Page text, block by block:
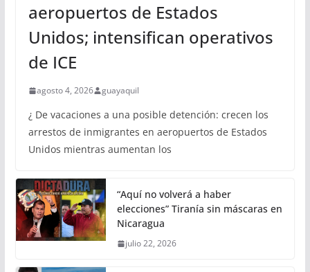
aeropuertos de Estados
Unidos; intensifican operativos
de ICE
agosto 4, 2026 guayaquil
¿ De vacaciones a una posible detención: crecen los
arrestos de inmigrantes en aeropuertos de Estados
Unidos mientras aumentan los
“Aquí no volverá a haber
elecciones” Tiranía sin máscaras en
Nicaragua
julio 22, 2026